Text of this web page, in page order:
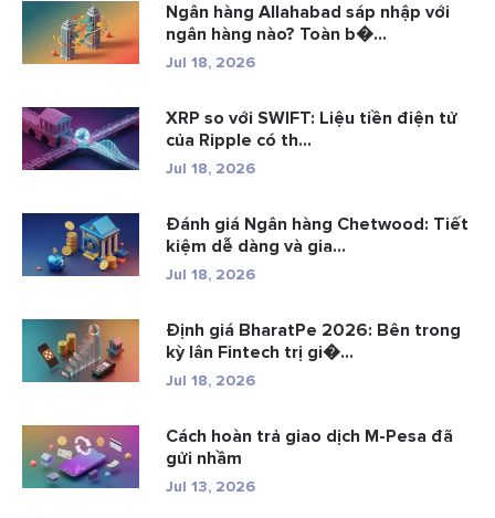
Ngân hàng Allahabad sáp nhập với
ngân hàng nào? Toàn b�...
Jul 18, 2026
XRP so với SWIFT: Liệu tiền điện tử
của Ripple có th...
Jul 18, 2026
Đánh giá Ngân hàng Chetwood: Tiết
kiệm dễ dàng và gia...
Jul 18, 2026
Định giá BharatPe 2026: Bên trong
kỳ lân Fintech trị gi�...
Jul 18, 2026
Cách hoàn trả giao dịch M-Pesa đã
gửi nhầm
Jul 13, 2026